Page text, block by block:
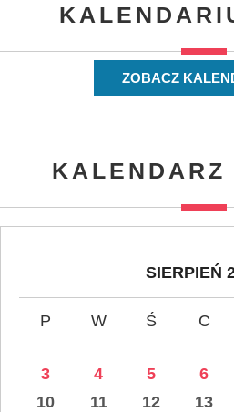
ZOBACZ
KALENDARZ
SIERPIEŃ
P W Ś C
3
4 5 6
10
11 12 13